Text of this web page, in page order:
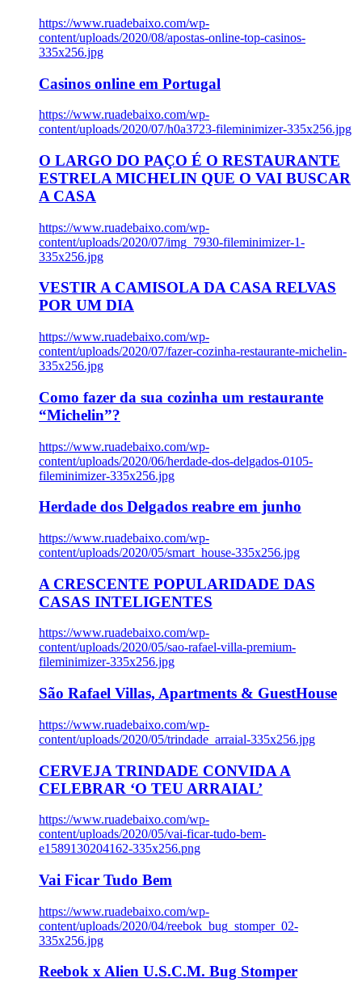
https://www.ruadebaixo.com/wp-
content/uploads/2020/08/apostas-online-top-casinos-
335x256.jpg
Casinos online em Portugal
https://www.ruadebaixo.com/wp-
content/uploads/2020/07/h0a3723-fileminimizer-335x256.jpg
O LARGO DO PAÇO É O RESTAURANTE
ESTRELA MICHELIN QUE O VAI BUSCAR
A CASA
https://www.ruadebaixo.com/wp-
content/uploads/2020/07/img_7930-fileminimizer-1-
335x256.jpg
VESTIR A CAMISOLA DA CASA RELVAS
POR UM DIA
https://www.ruadebaixo.com/wp-
content/uploads/2020/07/fazer-cozinha-restaurante-michelin-
335x256.jpg
Como fazer da sua cozinha um restaurante
“Michelin”?
https://www.ruadebaixo.com/wp-
content/uploads/2020/06/herdade-dos-delgados-0105-
fileminimizer-335x256.jpg
Herdade dos Delgados reabre em junho
https://www.ruadebaixo.com/wp-
content/uploads/2020/05/smart_house-335x256.jpg
A CRESCENTE POPULARIDADE DAS
CASAS INTELIGENTES
https://www.ruadebaixo.com/wp-
content/uploads/2020/05/sao-rafael-villa-premium-
fileminimizer-335x256.jpg
São Rafael Villas, Apartments & GuestHouse
https://www.ruadebaixo.com/wp-
content/uploads/2020/05/trindade_arraial-335x256.jpg
CERVEJA TRINDADE CONVIDA A
CELEBRAR ‘O TEU ARRAIAL’
https://www.ruadebaixo.com/wp-
content/uploads/2020/05/vai-ficar-tudo-bem-
e1589130204162-335x256.png
Vai Ficar Tudo Bem
https://www.ruadebaixo.com/wp-
content/uploads/2020/04/reebok_bug_stomper_02-
335x256.jpg
Reebok x Alien U.S.C.M. Bug Stomper